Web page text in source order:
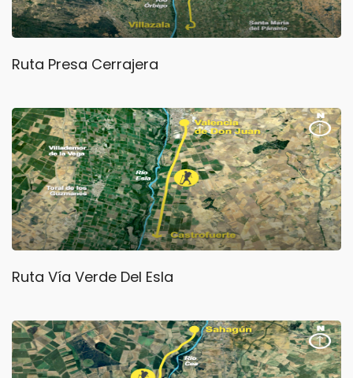
Ruta Presa Cerrajera
Ruta Vía Verde Del Esla